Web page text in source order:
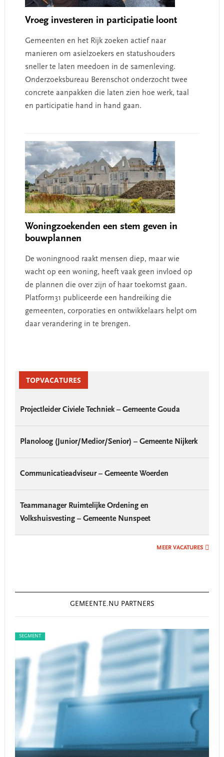
Vroeg investeren in participatie loont
Gemeenten en het Rijk zoeken actief naar
manieren om asielzoekers en statushouders
sneller te laten meedoen in de samenleving.
Onderzoeksbureau Berenschot onderzocht twee
concrete aanpakken die laten zien hoe werk, taal
en participatie hand in hand gaan.
Woningzoekenden een stem geven in
bouwplannen
De woningnood raakt mensen diep, maar wie
wacht op een woning, heeft vaak geen invloed op
de plannen die over zijn of haar toekomst gaan.
Platform31 publiceerde een handreiking die
gemeenten, corporaties en ontwikkelaars helpt om
daar verandering in te brengen.
SidebarTOPVACATURES
Projectleider Civiele Techniek – Gemeente Gouda
Planoloog (Junior/Medior/Senior) – Gemeente Nijkerk
Communicatieadviseur – Gemeente Woerden
Teammanager Ruimtelijke Ordening en
Volkshuisvesting – Gemeente Nunspeet
MEER VACATURES
GEMEENTE.NU PARTNERS
SEGMENT